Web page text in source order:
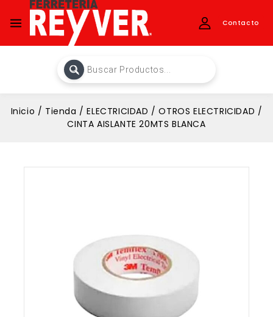
Contacto
Inicio / Tienda / ELECTRICIDAD / OTROS ELECTRICIDAD /
CINTA AISLANTE 20MTS BLANCA